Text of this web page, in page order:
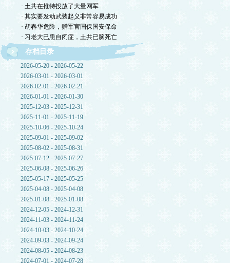
· 土共在推特投放了大量网军
· 其实要发动武装起义非常容易成功
· 胡春华危险，赠军官国保国安保命
· 习老大已患自闭症，土共已脑死亡
存档目录
2026-05-20 - 2026-05-22
2026-03-01 - 2026-03-01
2026-02-01 - 2026-02-21
2026-01-01 - 2026-01-30
2025-12-03 - 2025-12-31
2025-11-01 - 2025-11-19
2025-10-06 - 2025-10-24
2025-09-01 - 2025-09-02
2025-08-02 - 2025-08-31
2025-07-12 - 2025-07-27
2025-06-08 - 2025-06-26
2025-05-17 - 2025-05-25
2025-04-08 - 2025-04-08
2025-01-08 - 2025-01-08
2024-12-05 - 2024-12-31
2024-11-03 - 2024-11-24
2024-10-03 - 2024-10-24
2024-09-03 - 2024-09-24
2024-08-05 - 2024-08-23
2024-07-01 - 2024-07-28